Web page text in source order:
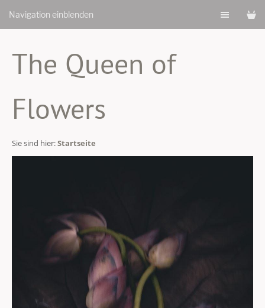
Navigation einblenden
The Queen of
Flowers
Sie sind hier:Startseite